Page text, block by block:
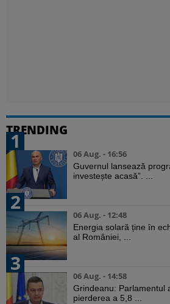
TRENDING
1
06 Aug. - 16:56
Guvernul lansează
investește acasă”. ...
2
06 Aug. - 12:48
Energia solară ține în
al României, ...
3
06 Aug. - 14:58
Grindeanu: Parlamentul
pierderea a 5,8 ...